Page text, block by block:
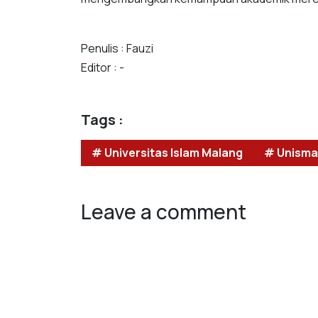
Penulis : Fauzi
Editor : -
Tags :
# Universitas Islam Malang # Unisma
Leave a comment